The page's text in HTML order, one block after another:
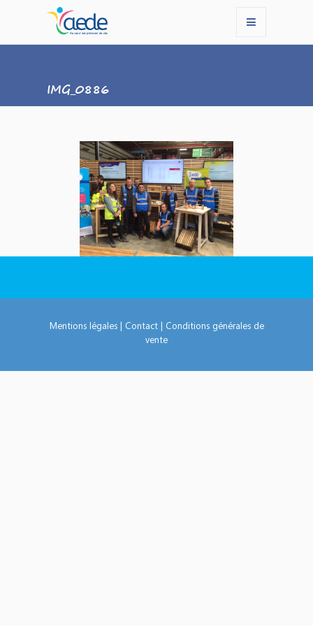
IMG_0886
Mentions légales| Contact| Conditions générales de
vente